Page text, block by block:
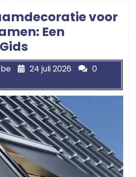
voor
Een
24 juli 2026
0